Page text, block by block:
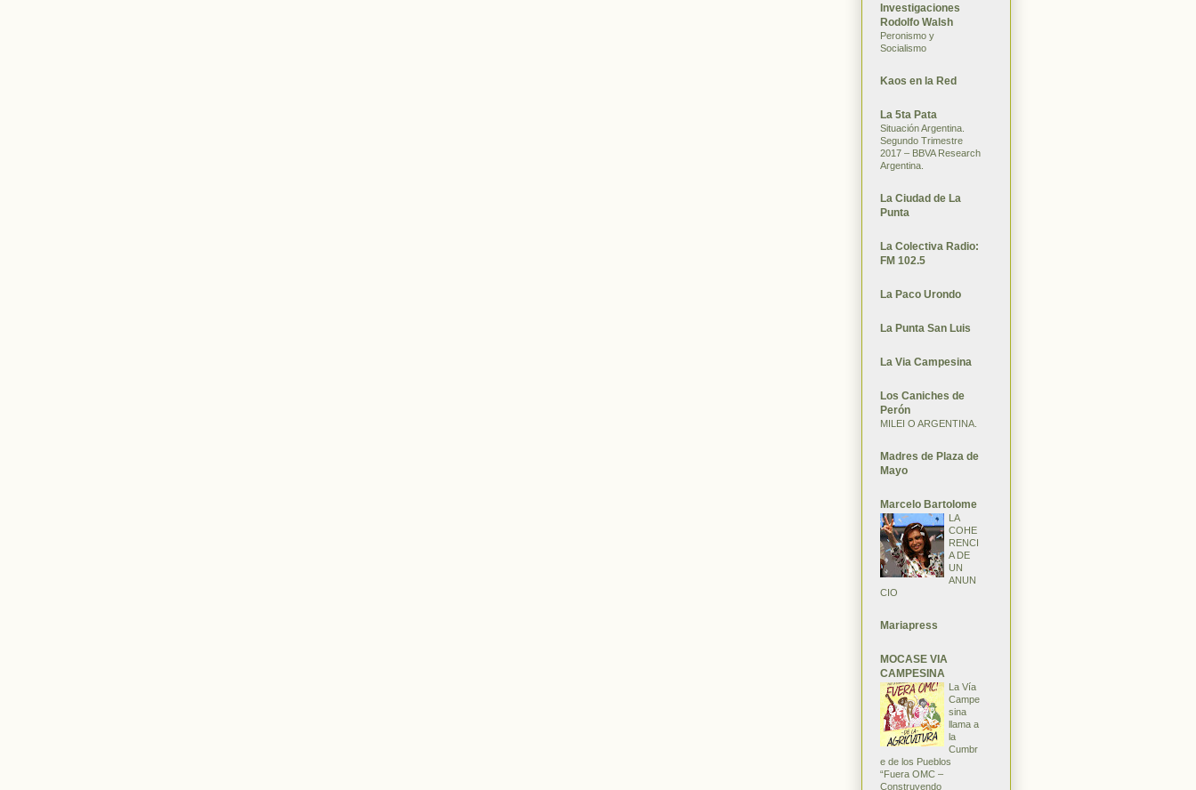
Investigaciones
Rodolfo Walsh
Peronismo y
Socialismo
Kaos en la Red
La 5ta Pata
Situación Argentina.
Segundo Trimestre
2017 – BBVA Research
Argentina.
La Ciudad de La
Punta
La Colectiva Radio:
FM 102.5
La Paco Urondo
La Punta San Luis
La Via Campesina
Los Caniches de
Perón
MILEI O ARGENTINA.
Madres de Plaza de
Mayo
Marcelo Bartolome
LA
COHE
RENCI
A DE
UN
ANUN
CIO
Mariapress
MOCASE VIA
CAMPESINA
La Vía
Campe
sina
llama a
la
Cumbr
e de los Pueblos
“Fuera OMC –
Construyendo